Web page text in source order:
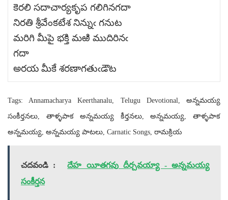
కెరలి సదాచార్యకృప గలిగినగదా
నిరతి శ్రీవేంకటేశ నిన్నుఁ గనుట
మరిగి మీపై భక్తి మఱి ముదిరినఁ
గదా
అరయ మీకే శరణాగతుఁడౌట
Tags: Annamacharya Keerthanalu, Telugu Devotional, అన్నమయ్య
సంకీర్తనలు, తాళ్ళపాక అన్నమయ్య కీర్తనలు, అన్నమయ్య, తాళ్ళపాక
అన్నమయ్య, అన్నమయ్య పాటలు, Carnatic Songs, రామక్రియ
చదవండి :
దేహ యీతగవు దీర్చవయ్యా - అన్నమయ్య
సంకీర్తన